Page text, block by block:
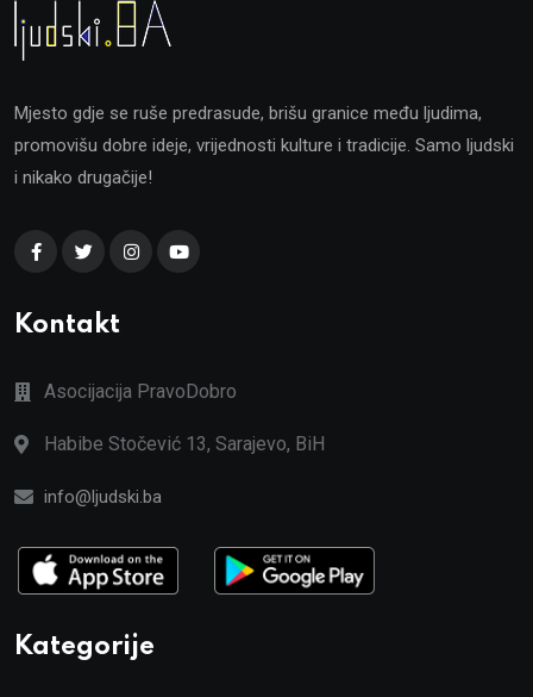
Mjesto gdje se ruše predrasude, brišu granice među ljudima,
promovišu dobre ideje, vrijednosti kulture i tradicije. Samo ljudski
i nikako drugačije!
Kontakt
Asocijacija PravoDobro
Habibe Stočević 13, Sarajevo, BiH
info@ljudski.ba
Kategorije